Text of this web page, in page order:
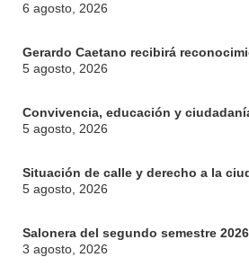
6 agosto, 2026
Gerardo Caetano recibirá
5 agosto, 2026
Convivencia, educación y
5 agosto, 2026
Situación de calle y derecho a la
5 agosto, 2026
Salonera del segundo semestre 2026
3 agosto, 2026